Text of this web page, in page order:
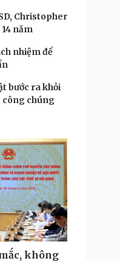
Christopher
năm
nhiệm để
bước ra khỏi
công chúng
không